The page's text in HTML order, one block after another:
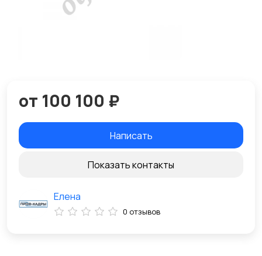
от 100 100 ₽
Написать
Показать контакты
Елена
0 отзывов